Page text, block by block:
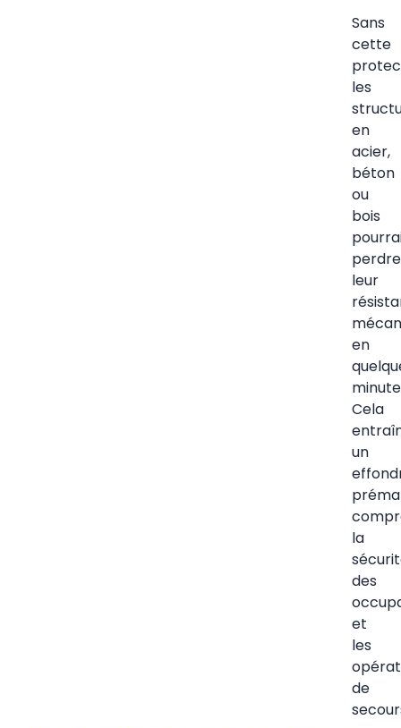
Sans
cette
les
en
acier,
béton
ou
bois
perdre
leur
en
Cela
un
la
des
et
les
de